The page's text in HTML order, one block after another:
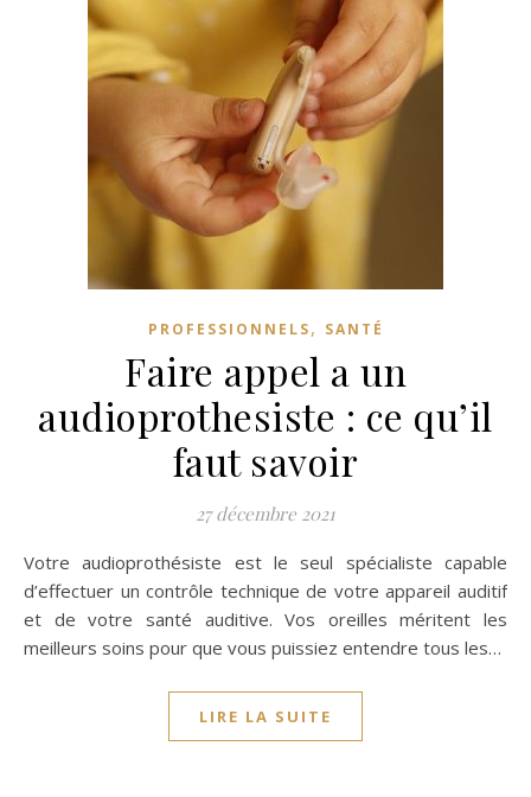
PROFESSIONNELS, SANTÉ
Faire appel a un
audioprothesiste : ce qu’il
faut savoir
27 décembre 2021
Votre audioprothésiste est le seul spécialiste capable
d’effectuer un contrôle technique de votre appareil auditif
et de votre santé auditive. Vos oreilles méritent les
meilleurs soins pour que vous puissiez entendre tous les…
LIRE LA SUITE